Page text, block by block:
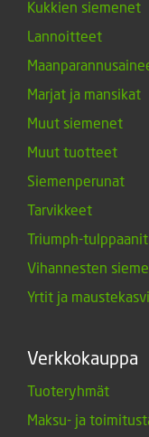
Kukkien siemenet
Lannoitteet
Marjat ja mansikat
Muut siemenet
Muut tuotteet
Siemenperunat
Tarvikkeet
Triumph-tulppaanit
Vihannesten
Yrtit ja
Verkkokauppa
Tuoteryhmät
Maksu- ja